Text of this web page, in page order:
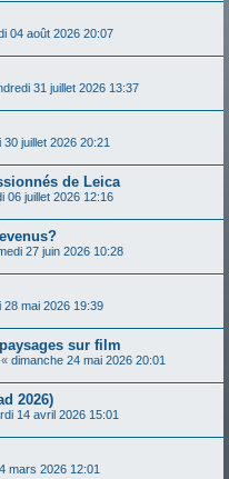
04 août 2026 20:07
31 juillet 2026 13:37
30 juillet 2026 20:21
de Leica
06 juillet 2026 12:16
27 juin 2026 10:28
28 mai 2026 19:39
sur film
« dimanche 24 mai 2026 20:01
2026)
14 avril 2026 15:01
mars 2026 12:01